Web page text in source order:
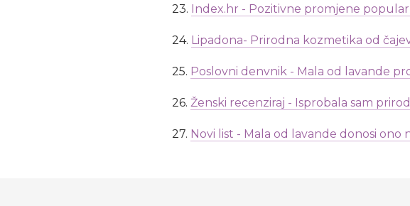
23. Index.hr - Pozitivne promjene
24. Lipadona- Prirodna kozmetika od
25. Poslovni denvnik - Mala od lavande
26. Ženski recenziraj - Isprobala sam
27. Novi list - Mala od lavande donosi